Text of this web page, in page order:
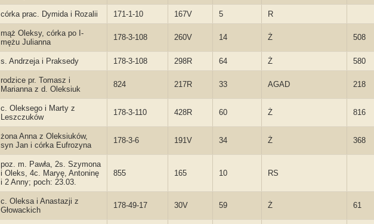
córka prac. Dymida i Rozalii 171-1-10 167V 5 R
mąż Oleksy, córka po I-
mężu Julianna
178-3-108 260V 14 Ż 508
s. Andrzeja i Praksedy 178-3-108 298R 64 Ż 580
rodzice pr. Tomasz i
Marianna z d. Oleksiuk
824 217R 33 AGAD 218
c. Oleksego i Marty z
Leszczuków
178-3-110 428R 60 Ż 816
żona Anna z Oleksiuków,
syn Jan i córka Eufrozyna
178-3-6 191V 34 Ż 368
poz. m. Pawła, 2s. Szymona
i Oleks, 4c. Maryę, Antoninę
i 2 Anny; poch: 23.03.
855 165 10 RS
c. Oleksa i Anastazji z
Głowackich
178-49-17 30V 59 Ż 61